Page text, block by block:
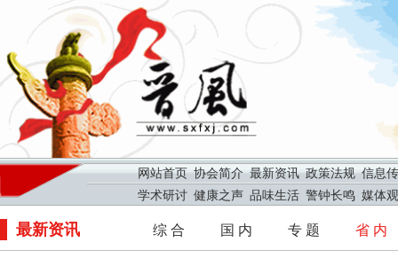
网站首页 协会简介 最新资讯 政策法规 信息
学术研讨 健康之声 品味生活 警钟长鸣 媒体
最新资讯 综 合 国 内 专 题 省 内